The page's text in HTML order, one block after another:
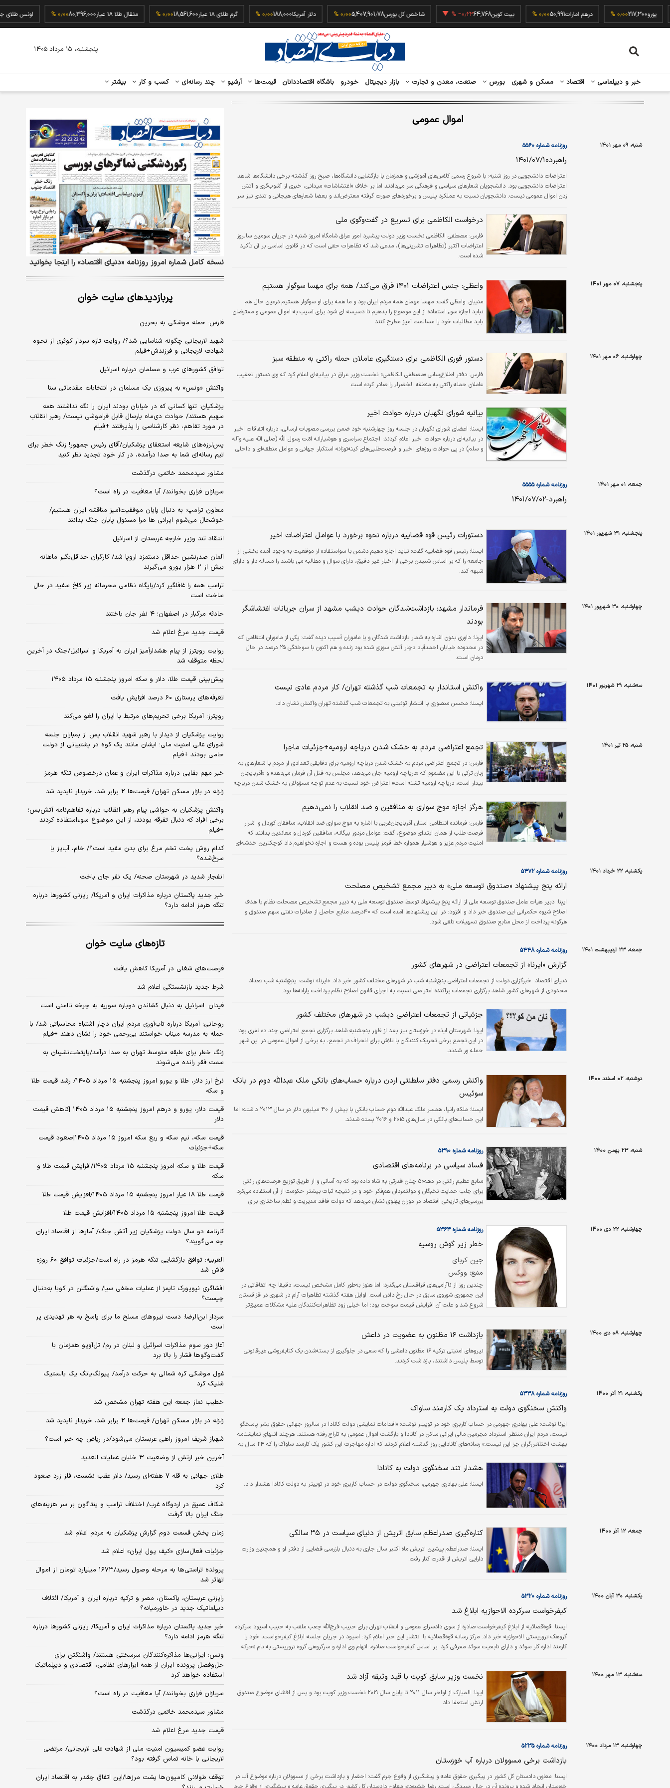
یورو217,300 درهم امارات50,991 بیت کوین64,768‎−۰٫۲۳ % شاخص کل بورس5,407,901.78 دلار آمریکا188,000 گرم طلای ۱۸ عیار 18,561,600 مثقال طلا ۱۸ عیار 80,396,000 اونس
خبر و دیپلماسی اقتصاد مسکن و شهری بورس صنعت، معدن و تجارت بازار دیجیتال خودرو باشگاه اقتصاددانان قیمت‌ها آرشیو چند رسانه‌ای کسب و کار بیشتر
پنجشنبه، ۱۵ مرداد ۱۴۰۵
اموال عمومی
شنبه، ۰۹ مهر ۱۴۰۱ روزنامه شماره ۵۵۶۰
راهبرد۱۴۰۱/۰۷/۱۰
اعتراضات دانشجویی در روز شنبه: با شروع رسمی کلاس‌های آموزشی و همزمان با بازگشایی دانشگاه‌ها، صبح روز گذشته برخی دانشگاه‌ها شاهد
اعتراضات دانشجویی بود. دانشجویان شعارهای سیاسی و فرهنگی سر می‌دادند اما بر خلاف «اغتشاشات» میدانی، خبری از آشوب‌گری و آتش
زدن اموال عمومی نیست. دانشجویان نسبت به عملکرد پلیس و برخوردهای صورت گرفته معترض‌اند و بعضا شعارهای هیجانی و تندی نیز سر
درخواست الکاظمی برای تسریع در گفت‌وگوی ملی
فارس: مصطفی الکاظمی نخست وزیر دولت پیشبرد امور عراق شامگاه امروز شنبه در جریان سومین سالروز
اعتراضات اکتبر (تظاهرات تشرینی‌ها)، مدعی شد که تظاهرات حقی است که در قانون اساسی بر آن تأکید
شده است.
پنجشنبه، ۰۷ مهر ۱۴۰۱ واعظی: جنس اعتراضات ۱۴۰۱ فرق می‌کند/ همه برای مهسا سوگوار هستیم
منیبان: واعظی گفت: مهسا مهمان همه مردم ایران بود و ما همه برای او سوگوار هستیم درعین حال هم
نباید اجازه سوء استفاده از این موضوع را بدهیم تا دسیسه ای شود برای آسیب به اموال عمومی و معترضان
باید مطالبات خود را مسالمت آمیز مطرح کنند.
چهارشنبه، ۰۶ مهر ۱۴۰۱ دستور فوری الکاظمی برای دستگیری عاملان حمله راکتی به منطقه سبز
فارس: دفتر اطلاع‌رسانی «مصطفی الکاظمی» نخست وزیر عراق در بیانیه‌ای اعلام کرد که وی دستور تعقیب
عاملان حمله راکتی به منطقه الخضراء را صادر کرده است.
بیانیه شورای نگهبان درباره حوادث اخیر
ايسنا: اعضای شورای نگهبان در جلسه روز چهارشنبه خود ضمن بررسی مصوبات ارسالی، درباره اتفاقات اخیر
در بیانیه‌ای درباره حوادث اخیر اعلام کردند: اجتماع سراسری و هوشیارانه امّت رسول الله (صلی الله علیه وآله
و سلم) در پی حوادث روزهای اخیر و فرصت‌طلبی‌های کینه‌توزانه استکبار جهانی و عوامل منطقه‌ای و داخلی
جمعه، ۰۱ مهر ۱۴۰۱ روزنامه شماره ۵۵۵۵
راهبرد-۱۴۰۱/۰۷/۰۲
پنجشنبه، ۳۱ شهریور ۱۴۰۱ دستورات رئیس قوه قضاییه درباره نحوه برخورد با عوامل اعتراضات اخیر
ايسنا: رئیس قوه قضاییه گفت: نباید اجازه دهیم دشمن با سواستفاده از موقعیت به وجود آمده بخشی از
جامعه را که بر اساس شنیدن برخی از اخبار غیر دقیق، دارای سوال و مطالبه می باشند را مساله دار و دارای
شبهه کند.
چهارشنبه، ۳۰ شهریور ۱۴۰۱
فرماندار مشهد: بازداشت‌شدگان حوادث دیشب مشهد از سران جریانات اغتشاشگر
بودند
ایرنا: داوری بدون اشاره به شمار بازداشت شدگان و یا ماموران آسیب دیده گفت: یکی از ماموران انتظامی که
در محدوده خیابان احمدآباد دچار آتش سوزی شده بود زنده و هم اکنون با سوختگی ۲۵ درصد در حال
درمان است.
سه‌شنبه، ۲۹ شهریور ۱۴۰۱ واکنش استاندار به تجمعات شب گذشته تهران/ کار مردم عادی نیست
ايسنا: محسن منصوری با انتشار توئیتی به تجمعات شب گذشته تهران واکنش نشان داد.
شنبه، ۲۵ تیر ۱۴۰۱ تجمع اعتراضی مردم به خشک شدن دریاچه ارومیه+جزئیات ماجرا
فارس: در تجمع اعتراضی مردم به خشک شدن دریاچه ارومیه برای دقایقی تعدادی از مردم با شعارهای به
زبان ترکی با این مضموم که «دریاچه ارومیه جان می‌دهد، مجلس به قتل آن فرمان می‌دهد» و «آذربایجان
بیدار است، دریاچه ارومیه تشنه است» اعتراض خود نسبت به عدم توجه مسؤولان به خشک شدن دریاچه
هرگز اجازه موج سواری به منافقین و ضد انقلاب را نمی‌دهیم
فارس: فرمانده انتظامی استان آذربایجان‌غربی با اشاره به موج سواری ضد انقلاب، منافقان کوردل و اشرار
فرصت طلب از همان ابتدای موضوع، گفت: عوامل مزدور بیگانه، منافقین کوردل و معاندین بدانند که
امنیت مردم عزیز و هوشیار همواره خط قرمز پلیس بوده و هست و اجازه نخواهیم داد کوچکترین خدشه‌ای
یکشنبه، ۲۲ خرداد ۱۴۰۱ روزنامه شماره ۵۴۷۲
ارائه پنج پیشنهاد «صندوق توسعه ملی» به دبیر مجمع تشخیص مصلحت
ایبِنا: دبیر هیات عامل صندوق توسعه ملی از ارائه پنج پیشنهاد توسط صندوق توسعه ملی به دبیر مجمع تشخیص مصحلت نظام با هدف
اصلاح شیوه حکمرانی این صندوق خبر داد و افزود: در این پیشنهادها آمده است که ۴۰درصد منابع حاصل از صادرات نفتی سهم صندوق و
هرگونه پرداخت از محل منابع صندوق تسهیلات تلقی شود.
جمعه، ۲۳ اردیبهشت ۱۴۰۱ روزنامه شماره ۵۴۴۸
گزارش «ایرنا» از تجمعات اعتراضی در شهرهای کشور
دنياي اقتصاد: خبرگزاری دولت از تجمعات اعتراضی پنج‌شنبه شب در شهرهای مختلف کشور خبر داد. «ایرنا» نوشت: پنج‌شنبه شب تعداد
محدودی از شهرهای کشور شاهد برگزاری تجمعات پراکنده اعتراضی نسبت به اجرای قانون اصلاح نظام پرداخت یارانه‌ها بود.
جزئیاتی از تجمعات اعتراضی دیشب در شهرهای مختلف کشور
ایرنا: شهرستان ایذه در خوزستان نیز بعد از ظهر پنجشنبه شاهد برگزاری تجمع اعتراضی چند ده نفری بود؛
در این تجمع برخی تحریک کنندگان با تلاش برای انحراف در تجمع، به برخی از اموال عمومی در این شهر
حمله ور شدند.
دوشنبه، ۰۲ اسفند ۱۴۰۰
واکنش رسمی دفتر سلطنتی اردن درباره حساب‌های بانکی ملک‌ عبدالله دوم در بانک‌
سوئیس
ايسنا:
ملکه رانیا،‌ همسر ملک عبدالله دوم حساب بانکی با بیش از ۴۰ میلیون دلار در سال ۲۰۱۳ داشته؛ اما
این حساب‌های بانکی در سال‌های ۲۰۱۵ و ۲۰۱۶ بسته شدند.
شنبه، ۲۳ بهمن ۱۴۰۰ روزنامه شماره ۵۳۹۰
فساد سیاسی در برنامه‌های اقتصادی
منابع عظیم رانتی در دهه۵۰ چنان قدرتی به شاه داده بود که به آسانی و از طریق توزیع فرصت‌های رانتی
برای جلب حمایت نخبگان و دولتمردان هم‌فکر خود و در نتیجه ثبات بیشتر حکومت از آن استفاده می‌کرد.
بررسی‌های تاریخی اقتصاد در دوران پهلوی نشان می‌دهد که دولت فاقد مدیریت و نظم ساختاری برای
شخصی، عدم نهادسازی مناسب در…
چهارشنبه، ۲۲ دی ۱۴۰۰ روزنامه شماره ۵۳۶۴
خطر زیر گوش روسیه
جین کربای
منبع: ووکس
چندین روز از ناآرامی‌‌‌های قزاقستان می‌‌‌گذرد؛ اما هنوز به‌طور کامل مشخص نیست، دقیقا چه اتفاقاتی در
این جمهوری شوروی سابق در حال رخ دادن است. اوایل هفته گذشته تظاهرات آرام در شهری در قزاقستان
شروع شد و علت آن افزایش قیمت سوخت بود؛ اما خیلی زود تظاهرات‌کنندگان علیه مشکلات عمیق‌تر
عده‌ای به…
چهارشنبه، ۰۸ دی ۱۴۰۰ بازداشت ۱۶ مظنون به عضویت در داعش
نیروهای امنیتی ترکیه ۱۶ مظنون داعشی را که سعی در جلوگیری از بسته‌شدن یک کتابفروشی غیرقانونی
توسط پلیس داشتند، بازداشت کردند.
یکشنبه، ۲۱ آذر ۱۴۰۰ روزنامه شماره ۵۳۳۸
واکنش سخنگوی دولت به استرداد یک کارمند ساواک
ايرنا نوشت:
علی بهادری جهرمی در حساب کاربری خود در توییتر نوشت: «‏اقدامات نمایشی دولت کانادا در سالروز جهانی ‎حقوق بشر پاسخگو
نیست، مردم ایران منتظر استرداد مجرمین مالی ایرانی ساکن در کانادا و بازگشت اموال عمومی به تاراج رفته هستند. هرچند انتهای نمایشنامه
‎بهشت اختلاس‌گران جز این نیست.» رسانه‌های کانادایی روز گذشته اعلام کردند که اداره مهاجرت این کشور یک کارمند ساواک را که ۲۴ سال به
هشدار تند سخنگوی دولت به کانادا
ايسنا: علی بهادری جهرمی، سخنگوی دولت در حساب کاربری خود در توییتر به دولت کانادا هشدار داد.
جمعه، ۱۲ آذر ۱۴۰۰ کناره‌گیری صدراعظم سابق اتریش از دنیای سیاست در ۳۵ سالگی
ايسنا: صدراعظم پیشین اتریش ماه اکتبر سال جاری به دنبال بازرسی قضایی از دفتر او و همچنین وزارت
دارایی اتریش از قدرت کنار رفت.
یکشنبه، ۳۰ آبان ۱۴۰۰ روزنامه شماره ۵۳۲۰
کیفرخواست سرکرده الاحوازیه ابلاغ شد
ايسنا: قوه‌قضائیه از ‌ابلاغ کیفرخواست صادره از سوی دادسرای عمومی و انقلاب تهران برای حبیب فرج‌الله چعب ملقب به حبیب اسیود سرکرده
گروهک تروریستی الاحوازیه‌ خبر داد. مرکز رسانه قوه‌قضائیه با انتشار این خبر اعلام کرد: اسیود در جریان جلسه ابلاغ کیفرخواست، خود را
کارمند اداره کار سوئد و دارای تابعیت سوئد معرفی کرد. بر اساس کیفرخواست صادره، اتهام وی اداره و سرگروهی گروه تروریستی به نام «حرکه
سه‌شنبه، ۱۳ مهر ۱۴۰۰ نخست وزیر سابق کویت با قید وثیقه آزاد شد
ایرنا:
المبارک از اواخر سال ۲۰۱۱ تا پایان سال ۲۰۱۹ نخست وزیر کویت بود و پس از افشای موضوع صندوق
ارتش استعفا داد.
چهارشنبه، ۱۳ مرداد ۱۴۰۰ روزنامه شماره ۵۲۳۵
بازداشت برخی مسوولان درباره آب خوزستان
ايسنا: معاون دادستان کل کشور در پیگیری حقوق عامه و پیشگیری از وقوع جرم گفت: احضار و بازداشت برخی از مسوولان درباره موضوع آب در
نسخه کامل شماره امروز روزنامه «دنیای‌ اقتصاد» را اینجا بخوانید
پربازدیدهای سایت خوان
فارس: حمله موشکی به بحرین
شهید لاریجانی چگونه شناسایی شد؟/ روایت تازه سردار کوثری از نحوه
شهادت لاریجانی و فرزندش+فیلم
توافق کشورهای عرب و مسلمان درباره اسرائیل
واکنش «ونس» به پیروزی یک مسلمان در انتخابات مقدماتی سنا
پزشکیان: تنها کسانی که در خیابان بودند ایران را نگه نداشتند همه
سهیم هستند/ حوادث دی‌ماه پارسال قابل فراموشی نیست/ رهبر انقلاب
در مورد تفاهم، نظر کارشناسی را پذیرفتند +فیلم
پس‌لرزه‌های شایعه استعفای پزشکیان/آقای رئیس جمهور! زنگ خطر برای
تیم رسانه‌ای شما به صدا درآمده، در کار خود تجدید نظر کنید
مشاور سیدمحمد خاتمی درگذشت
سربازان فراری بخوانند/ آیا معافیت در راه است؟
معاون ترامپ: به دنبال پایان موفقیت‌آمیز مناقشه ایران هستیم/
خوشحال می‌شوم ایرانی ها مرا مسئول پایان جنگ بدانند
انتقاد تند وزیر خارجه عربستان از اسرائیل
آلمان صدرنشین حداقل دستمزد اروپا شد/ کارگران حداقل‌بگیر ماهانه
بیش از ۲ هزار یورو می‌گیرند
ترامپ همه را غافلگیر کرد/پایگاه نظامی محرمانه زیر کاخ سفید در حال
ساخت است
حادثه مرگبار در اصفهان؛ ۴ نفر جان باختند
قیمت جدید مرغ اعلام شد
روایت رویترز از پیام هشدارآمیز ایران به آمریکا و اسرائیل/جنگ در آخرین
لحظه متوقف شد
پیش‌بینی قیمت طلا، دلار و سکه امروز پنجشنبه ۱۵ مرداد ۱۴۰۵
تعرفه‌های پرستاری ۶۰ درصد افزایش یافت
رویترز: آمریکا برخی تحریم‌های مرتبط با ایران را لغو می‌کند
روایت پزشکیان از دیدار با رهبر شهید انقلاب پس از بمباران جلسه
شورای عالی امنیت ملی؛ ایشان مانند یک کوه در پشتیبانی از دولت
حامی بودند +فیلم
خبر مهم بقایی درباره مذاکرات ایران و عمان درخصوص تنگه هرمز
زلزله در بازار مسکن تهران/ قیمت‌ها ۲ برابر شد، خریدار ناپدید شد
واکنش پزشکیان به حواشی پیام رهبر انقلاب درباره تفاهم‌نامه آتش‌بس؛
برخی افراد که دنبال تفرقه بودند، از این موضوع سوءاستفاده کردند
+فیلم
کدام روش پخت تخم مرغ برای بدن مفید است؟/ خام، آب‌پز یا
سرخ‌شده؟
انفجار شدید در شهرستان صحنه/ یک نفر جان باخت
خبر جدید پاکستان درباره مذاکرات ایران و آمریکا/ رایزنی کشورها درباره
تنگه هرمز ادامه دارد؟
تازه‌های سایت خوان
فرصت‌های شغلی در آمریکا کاهش یافت
شرط جدید بازنشستگی اعلام شد
فیدان: اسرائیل به دنبال کشاندن دوباره سوریه به چرخه ناامنی است
روحانی: آمریکا درباره تاب‌آوری مردم ایران دچار اشتباه محاسباتی شد/ با
حمله به مدرسه میناب خواستند بی‌رحمی خود را نشان دهند +فیلم
زنگ خطر برای طبقه متوسط تهران به صدا درآمد/پایتخت‌نشینان به
سمت فقر رانده می‌شوند
نرخ ارز دلار، طلا و یورو امروز پنجشنبه ۱۵ مرداد ۱۴۰۵/ رشد قیمت طلا
و سکه
قیمت دلار، یورو و درهم امروز پنجشنبه ۱۵ مرداد ۱۴۰۵ |کاهش قیمت
دلار
قیمت سکه، نیم سکه و ربع سکه امروز ۱۵ مرداد ۱۴۰۵|صعود قیمت
سکه+جزئیات
قیمت طلا و سکه امروز پنجشنبه ۱۵ مرداد ۱۴۰۵/افزایش قیمت طلا و
سکه
قیمت طلا ۱۸ عیار امروز پنجشنبه ۱۵ مرداد ۱۴۰۵/افزایش قیمت طلا
قیمت طلا امروز پنجشنبه ۱۵ مرداد ۱۴۰۵/افزایش قیمت طلا
کارنامه دو سال دولت پزشکیان زیر آتش جنگ/ آمارها از اقتصاد ایران
چه می‌گویند؟
العربیه: توافق بازگشایی تنگه هرمز در راه است/جزئیات توافق ۶۰ روزه
فاش شد
افشاگری نیویورک تایمز از عملیات مخفی سیا/ واشنگتن در کوبا به‌دنبال
چیست؟
سردار ابن‌الرضا: دست نیروهای مسلح ما برای پاسخ به هر تهدیدی پر
است
آغاز دور سوم مذاکرات اسرائیل و لبنان در رم/ تل‌آویو همزمان با
گفت‌وگوها فشار را بالا برد
غول موشکی کره شمالی به حرکت درآمد/ پیونگ‌یانگ یک بالستیک
شلیک کرد
خطیب نماز جمعه این هفته تهران مشخص شد
زلزله در بازار مسکن تهران/ قیمت‌ها ۲ برابر شد، خریدار ناپدید شد
شهباز شریف امروز راهی عربستان می‌شود/در ریاض چه خبر است؟
آخرین خبر ارتش از وضعیت ۳ خلبان عملیات العدید
طلای جهانی به قله ۷ هفته‌ای رسید/ دلار عقب نشست، فلز زرد صعود
کرد
شکاف عمیق در اردوگاه غرب/ اختلاف ترامپ و پنتاگون بر سر هزینه‌های
جنگ ایران بالا گرفت
زمان پخش قسمت دوم گزارش پزشکیان به مردم اعلام شد
جزئیات فعال‌سازی «کیف پول ایران» اعلام شد
پرونده تراستی‌ها به مرحله وصول رسید/۱۶۷۳ میلیارد تومان از اموال
تهاتر شد
رایزنی عربستان، پاکستان، مصر و ترکیه درباره ایران و آمریکا/ ائتلاف
دیپلماتیک جدید در خاورمیانه؟
خبر جدید پاکستان درباره مذاکرات ایران و آمریکا/ رایزنی کشورها درباره
تنگه هرمز ادامه دارد؟
ونس: ایرانی‌ها مذاکره‌کنندگان سرسختی هستند/ واشنگتن برای
حل‌وفصل پرونده ایران از همه ابزارهای نظامی، اقتصادی و دیپلماتیک
استفاده خواهد کرد
سربازان فراری بخوانند/ آیا معافیت در راه است؟
مشاور سیدمحمد خاتمی درگذشت
قیمت جدید مرغ اعلام شد
روایت عضو کمیسیون امنیت ملی از شهادت علی لاریجانی/ مرتضی
لاریجانی با خانه تماس گرفته بود؟
توقف طولانی کامیون‌ها پشت مرزها/این اتفاق چقدر به اقتصاد ایران